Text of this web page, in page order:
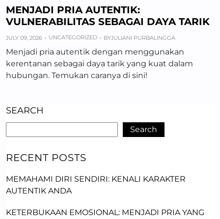
MENJADI PRIA AUTENTIK:
VULNERABILITAS SEBAGAI DAYA TARIK
JULY 09, 2026 UNCATEGORIZED BYJULIANI PURBALINGGA
Menjadi pria autentik dengan menggunakan
kerentanan sebagai daya tarik yang kuat dalam
hubungan. Temukan caranya di sini!
SEARCH
Search
RECENT POSTS
MEMAHAMI DIRI SENDIRI: KENALI KARAKTER
AUTENTIK ANDA
KETERBUKAAN EMOSIONAL: MENJADI PRIA YANG